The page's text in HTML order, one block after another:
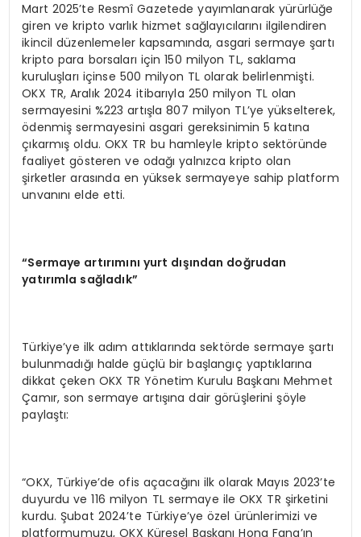
Mart 2025’te Resmî Gazetede yayımlanarak yürürlüğe
giren ve kripto varlık hizmet sağlayıcılarını ilgilendiren
ikincil düzenlemeler kapsamında, asgari sermaye şartı
kripto para borsaları için 150 milyon TL, saklama
kuruluşları içinse 500 milyon TL olarak belirlenmişti.
OKX TR, Aralık 2024 itibarıyla 250 milyon TL olan
sermayesini %223 artışla 807 milyon TL’ye yükselterek,
ödenmiş sermayesini asgari gereksinimin 5 katına
çıkarmış oldu. OKX TR bu hamleyle kripto sektöründe
faaliyet gösteren ve odağı yalnızca kripto olan
şirketler arasında en yüksek sermayeye sahip platform
unvanını elde etti.
“Sermaye artırımını yurt dışından doğrudan
yatırımla sağladık”
Türkiye’ye ilk adım attıklarında sektörde sermaye şartı
bulunmadığı halde güçlü bir başlangıç yaptıklarına
dikkat çeken OKX TR Yönetim Kurulu Başkanı Mehmet
Çamır, son sermaye artışına dair görüşlerini şöyle
paylaştı:
“OKX, Türkiye’de ofis açacağını ilk olarak Mayıs 2023’te
duyurdu ve 116 milyon TL sermaye ile OKX TR şirketini
kurdu. Şubat 2024’te Türkiye’ye özel ürünlerimizi ve
platformumuzu, OKX Küresel Başkanı Hong Fang’ın